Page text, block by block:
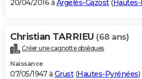
20/04/2016 à Argelès-Gazost(
Christian TARRIEU (68 ans)
Créer une cagnotte obsèques
Naissance
07/05/1947 à Grust(Hautes-Pyrénées)